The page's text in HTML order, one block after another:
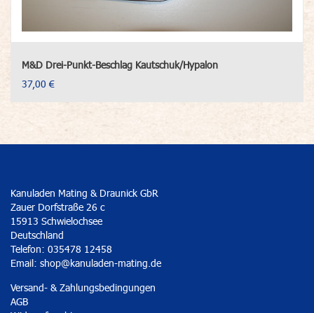
M&D Drei-Punkt-Beschlag Kautschuk/Hypalon
37,00 €
Kanuladen Mating & Draunick GbR
Zauer Dorfstraße 26 c
15913 Schwielochsee
Deutschland
Telefon: 035478 12458
Email: shop@kanuladen-mating.de
Versand- & Zahlungsbedingungen
AGB